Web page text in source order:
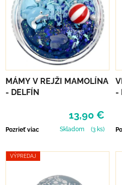
MÁMY V REJŽI MAMOLÍNA
- DELFÍN
13,90 €
Pozrieť viac Skladom (3 ks)
-
VÝPREDAJ